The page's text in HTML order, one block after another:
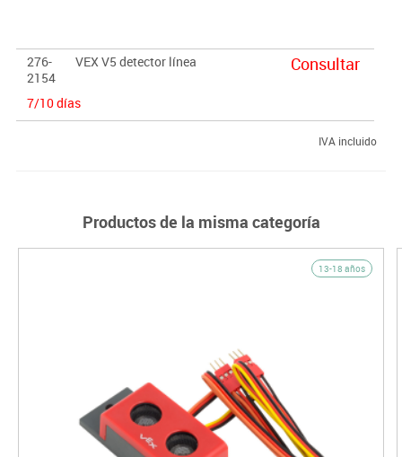
276-
2154
VEX V5 detector línea
7/10 días
Consultar
IVA incluido
Productos de la misma categoría
13-18 años